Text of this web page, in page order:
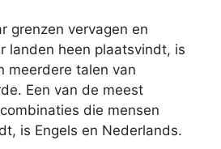
grenzen vervagen en
landen heen plaatsvindt, is
meerdere talen van
Een van de meest
die mensen
is Engels en Nederlands.